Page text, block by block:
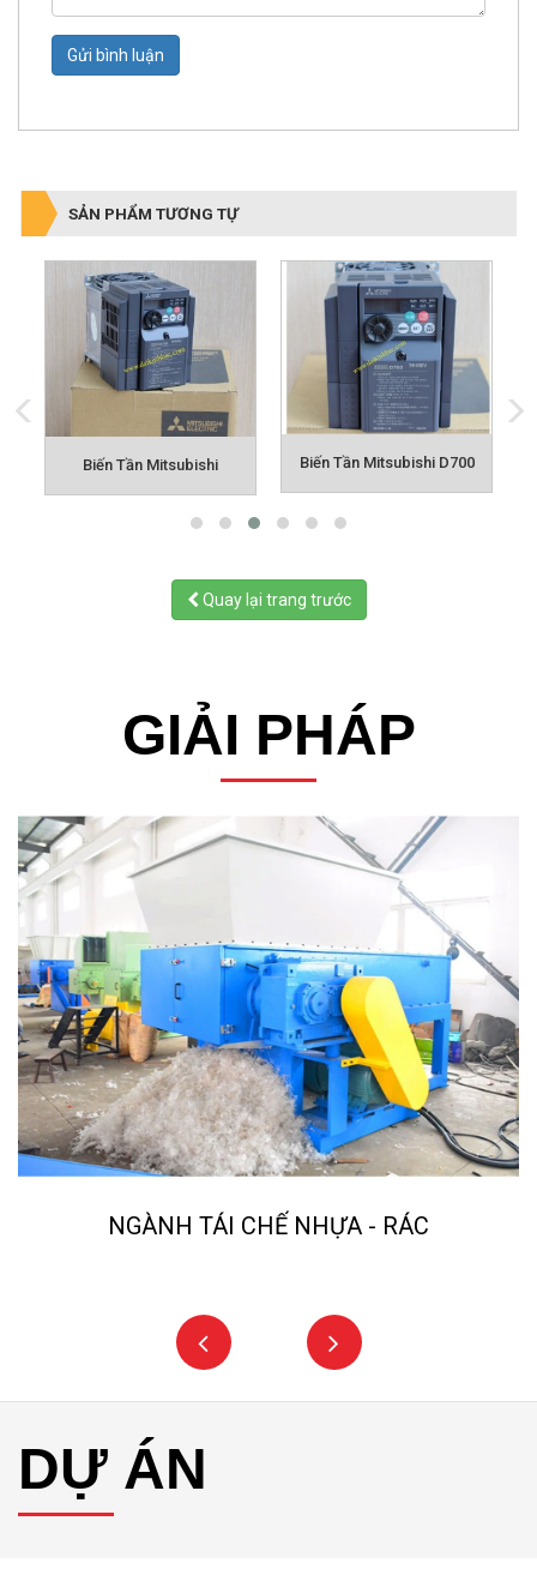
Gửi bình luận
SẢN PHẨM TƯƠNG TỰ
Biến Tần Mitsubishi Biến Tần Mitsubishi D700
Quay lại trang trước
GIẢI PHÁP
NGÀNH TÁI CHẾ NHỰA - RÁC
DỰ ÁN